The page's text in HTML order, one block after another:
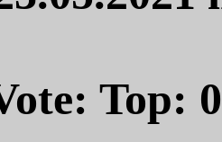
Top: 0